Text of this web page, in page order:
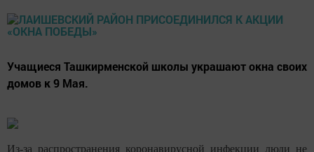
Учащиеся Ташкирменской школы украшают окна своих
домов к 9 Мая.
Из-за распространения коронавирусной инфекции люди не